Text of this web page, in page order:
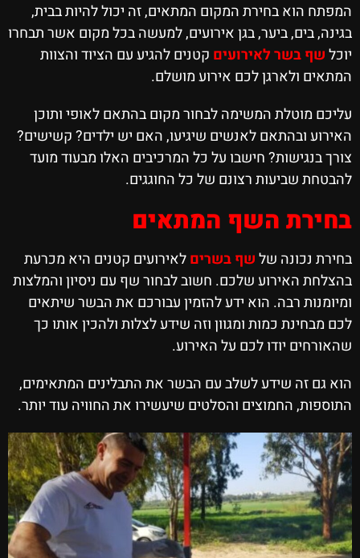
המפתח הוא בחירת המקום המתאים, זה יכול להיות בבית,
בגינה, בים, ביער, בגן אירועים, למעשה בכל מקום אשר תבחרו
יוכלשף בשר לאירועים קטנים להגיע עם הציוד והצוות
המתאים ולארגן לכם אירוע מושלם.
עליכם מוטלת המשימה לבחור מקום בהתאם לאופי ותוכן
האירוע ובהתאם לאנשים שיגיעו, האם יש ילדים? קשישים?
צורך בנגישות? חישבו על כל המרכיבים האלו מבעוד מועד
להבטחת שביעות רצונם של כל החוגגים.
בחירת השף המתאים
בחירת נכונה שלשף בשריםלאירועים קטנים היא מכרעת
בהצלחת האירוע שלכם. חשוב לבחור שף עם ניסיון והמלצות
ומיומנות רבה. הוא ידע להזמין עבורכם את הבשר שיתאים
לכם מבחינת כמות ומגוון וזה שידע לצלות ולהכין אותו כך
שהאורחים יודו לכם על האירוע.
הוא גם זה שידע לשלב עם הבשר את התבלינים המתאימים,
התוספות, החמוצים והסלטים שיעשירו את החוויה עוד יותר.